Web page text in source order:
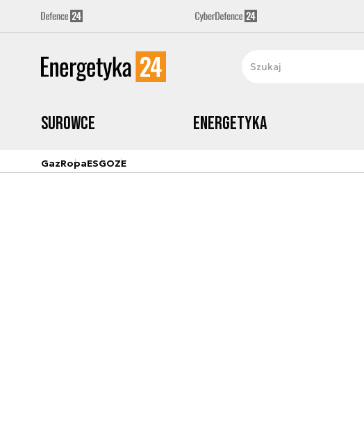
Surowce Energetyka
GazRopaESGOZE